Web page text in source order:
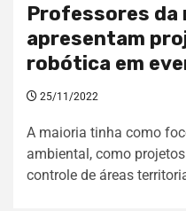
Professores da
apresentam
robótica em
25/11/2022
A maioria tinha como
ambiental, como
controle de áreas